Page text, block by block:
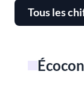
Tous les